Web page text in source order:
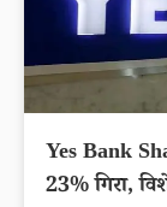
Yes Bank
23% गिरा,